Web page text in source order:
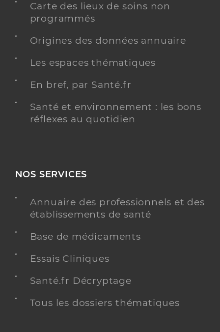
Carte des lieux de soins non
programmés
Origines des données annuaire
Les espaces thématiques
En bref, par Santé.fr
Santé et environnement : les bons
réflexes au quotidien
NOS SERVICES
Annuaire des professionnels et des
établissements de santé
Base de médicaments
Essais Cliniques
Santé.fr Décryptage
Tous les dossiers thématiques